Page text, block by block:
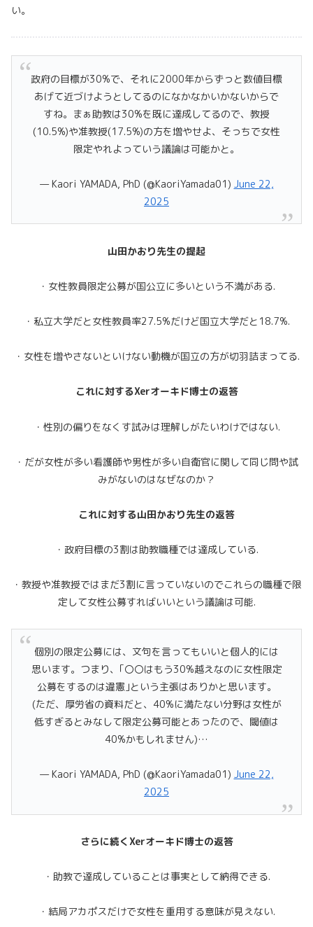
い。
政府の目標が30%で、それに2000年からずっと数値目標
あげて近づけようとしてるのになかなかいかないからで
すね。まぁ助教は30%を既に達成してるので、教授
(10.5%)や准教授(17.5%)の方を増やせよ、そっちで女性
限定やれよっていう議論は可能かと。
— Kaori YAMADA, PhD (@KaoriYamada01) June 22,
2025
山田かおり先生の提起
・女性教員限定公募が国公立に多いという不満がある.
・私立大学だと女性教員率27.5%だけど国立大学だと18.7%.
・女性を増やさないといけない動機が国立の方が切羽詰まってる.
これに対するXerオーキド博士の返答
・性別の偏りをなくす試みは理解しがたいわけではない.
・だが女性が多い看護師や男性が多い自衛官に関して同じ問や試
みがないのはなぜなのか？
これに対する山田かおり先生の返答
・政府目標の3割は助教職種では達成している.
・教授や准教授ではまだ3割に言っていないのでこれらの職種で限
定して女性公募すればいいという議論は可能.
個別の限定公募には、文句を言ってもいいと個人的には
思います。つまり、｢〇〇はもう30%越えなのに女性限定
公募をするのは違憲｣という主張はありかと思います。
(ただ、厚労省の資料だと、40%に満たない分野は女性が
低すぎるとみなして限定公募可能とあったので、閾値は
40%かもしれません)…
— Kaori YAMADA, PhD (@KaoriYamada01) June 22,
2025
さらに続くXerオーキド博士の返答
・助教で達成していることは事実として納得できる.
・結局アカポスだけで女性を重用する意味が見えない.